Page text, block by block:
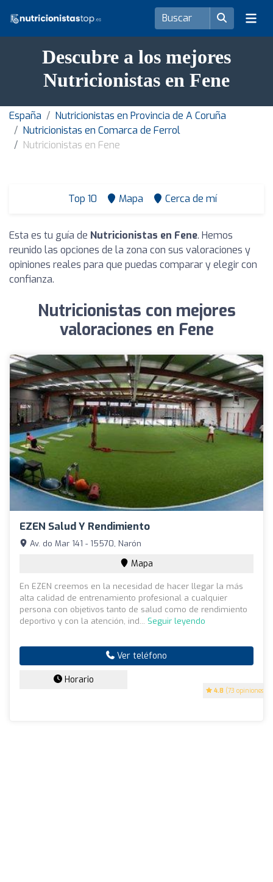
Descubre a los mejores
Nutricionistas en Fene
España
Nutricionistas en Provincia de A Coruña
Nutricionistas en Comarca de Ferrol
Nutricionistas en Fene
Top 10 Mapa Cerca de mí
Esta es tu guía de Nutricionistas en Fene. Hemos
reunido las opciones de la zona con sus valoraciones y
opiniones reales para que puedas comparar y elegir con
confianza.
Nutricionistas con mejores
valoraciones en Fene
EZEN Salud Y Rendimiento
4.8 (73 opiniones)
Av. do Mar 141 - 15570, Narón
Mapa
En EZEN creemos en la necesidad de hacer llegar la más
alta calidad de entrenamiento profesional a cualquier
persona con objetivos tanto de salud como de rendimiento
deportivo y con la atención, ind... Seguir leyendo
Ver teléfono
Horario